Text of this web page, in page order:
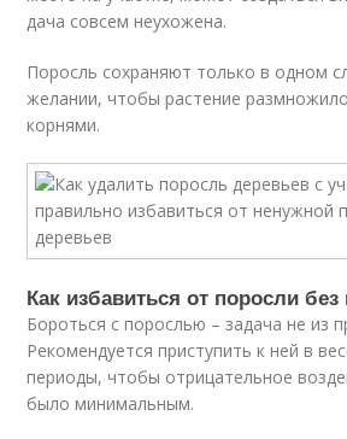
дача совсем неухожена.
Поросль сохраняют только в одном
желании, чтобы растение
корнями.
Как избавиться от поросли
Бороться с порослью – задача не из
Рекомендуется приступить к ней в
периоды, чтобы отрицательное
было минимальным.